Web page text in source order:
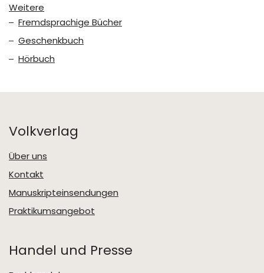
Weitere
Fremdsprachige Bücher
Geschenkbuch
Hörbuch
Volkverlag
Über uns
Kontakt
Manuskripteinsendungen
Praktikumsangebot
Handel und Presse